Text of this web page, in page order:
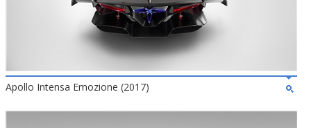
Apollo Intensa Emozione (2017)